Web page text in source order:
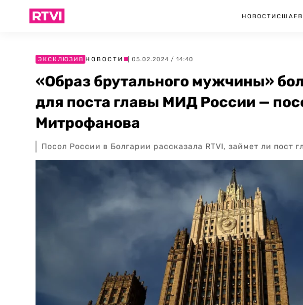
НОВОСТИ США
ЭКСКЛЮЗИВ НОВОСТИ | 05.02.2024 / 14:40
«Образ брутального мужчины»
для поста главы МИД России —
Митрофанова
Посол России в Болгарии рассказала RTVI, займет ли пост